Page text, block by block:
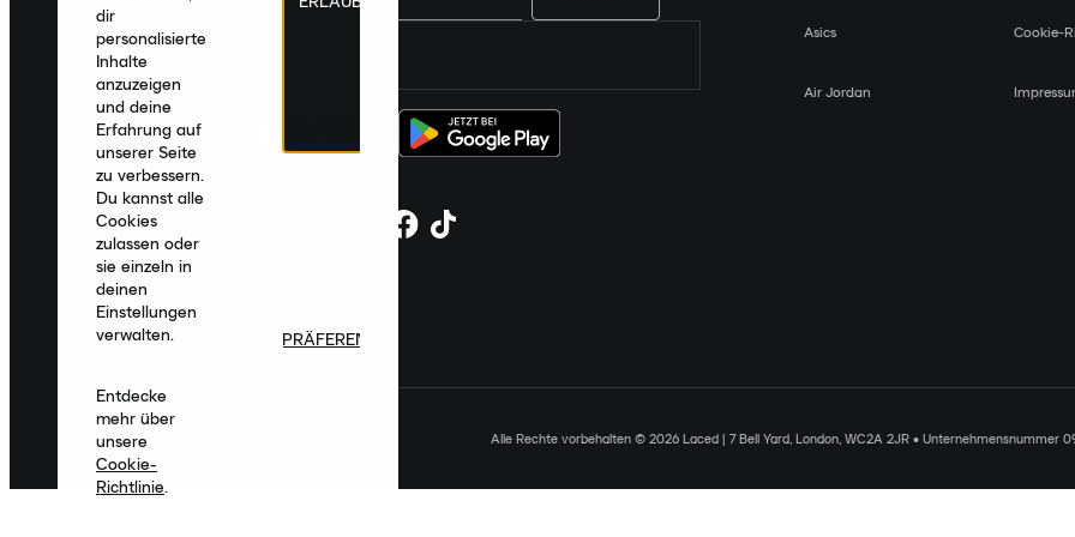
Asics
Air Jordan
Cookie-
Alle Rechte vorbehalten © 2026 Laced | 7 Bell Yard, London, WC2A 2JR • Unternehmensnummer
dir
personalisierte
Inhalte
anzuzeigen
und deine
Erfahrung auf
unserer Seite
zu verbessern.
Du kannst alle
Cookies
zulassen oder
sie einzeln in
deinen
Einstellungen
verwalten.
Entdecke
mehr über
unsere
Cookie-
Richtlinie.
PRÄFERENZEN